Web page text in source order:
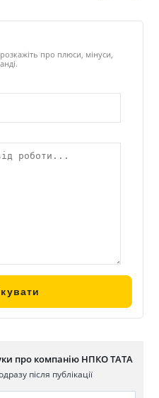
про плюси, мінуси,
про компанію НПКО ТАТА
після публікації